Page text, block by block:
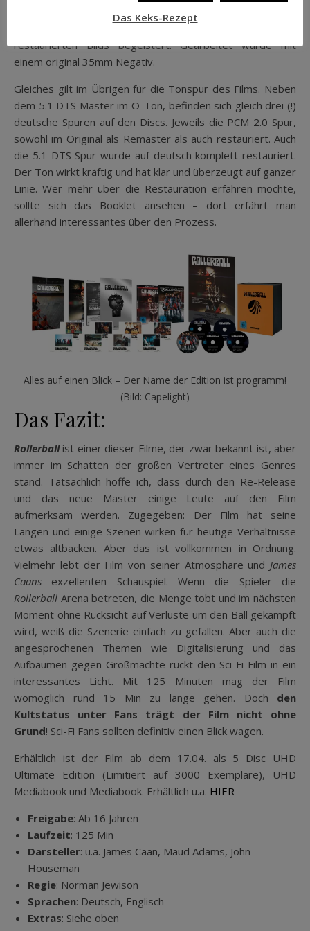
. Nostalgikern könnte hier tatsächlich etwas
fehlen. Ich persönlich war sehr von der Qualität des
restaurierten Bilds begeistert. Gearbeitet wurde mit
einem original 35mm Negativ.
Gleiches gilt im Übrigen für die Tonspur des Films. Neben
dem 5.1 DTS Master im O-Ton, befinden sich gleich drei (!)
deutsche Spuren auf den Discs. Jeweils die PCM 2.0 Spur,
sowohl im Original als Remaster als auch restauriert. Auch
die 5.1 DTS Spur wurde auf deutsch komplett restauriert.
Der Ton wirkt kräftig und hat klar und überzeugt auf ganzer
Linie. Wer mehr über die Restauration erfahren möchte,
sollte sich das Booklet ansehen – dort erfährt man
allerhand interessantes über den Prozess.
Alles auf einen Blick – Der Name der Edition ist programm!
(Bild: Capelight)
Das Fazit:
Rollerball ist einer dieser Filme, der zwar bekannt ist, aber
immer im Schatten der großen Vertreter eines Genres
stand. Tatsächlich hoffe ich, dass durch den Re-Release
und das neue Master einige Leute auf den Film
aufmerksam werden. Zugegeben: Der Film hat seine
Längen und einige Szenen wirken für heutige Verhältnisse
etwas altbacken. Aber das ist vollkommen in Ordnung.
Vielmehr lebt der Film von seiner Atmosphäre und James
Caans exzellenten Schauspiel. Wenn die Spieler die
Rollerball Arena betreten, die Menge tobt und im nächsten
Moment ohne Rücksicht auf Verluste um den Ball gekämpft
wird, weiß die Szenerie einfach zu gefallen. Aber auch die
angesprochenen Themen wie Digitalisierung und das
Aufbäumen gegen Großmächte rückt den Sci-Fi Film in ein
interessantes Licht. Mit 125 Minuten mag der Film
womöglich rund 15 Min zu lange gehen. Doch den
Kultstatus unter Fans trägt der Film nicht ohne
Grund! Sci-Fi Fans sollten definitiv einen Blick wagen.
Erhältlich ist der Film ab dem 17.04. als 5 Disc UHD
Ultimate Edition (Limitiert auf 3000 Exemplare), UHD
Mediabook und Mediabook. Erhältlich u.a. HIER
Freigabe: Ab 16 Jahren
Laufzeit: 125 Min
Darsteller: u.a. James Caan, Maud Adams, John
Houseman
Regie: Norman Jewison
Sprachen: Deutsch, Englisch
Extras: Siehe oben
Das Keks-Rezept